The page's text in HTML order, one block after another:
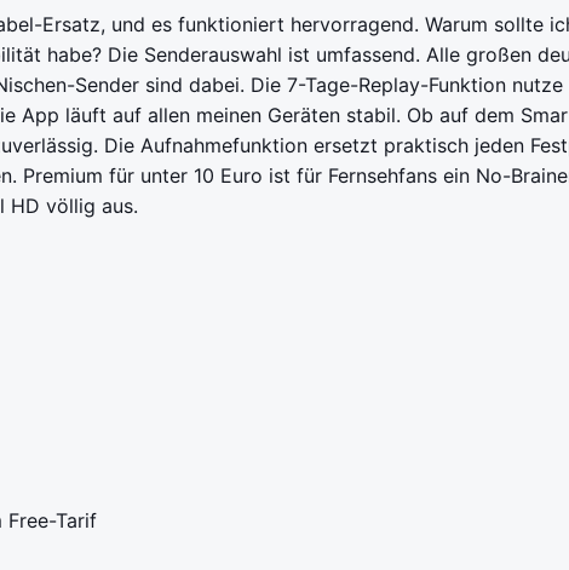
Ersatz, und es funktioniert hervorragend. Warum sollte
habe? Die Senderauswahl ist umfassend. Alle großen
Sender sind dabei. Die 7-Tage-Replay-Funktion
App läuft auf allen meinen Geräten stabil. Ob auf dem
Die Aufnahmefunktion ersetzt praktisch jeden
Premium für unter 10 Euro ist für Fernsehfans ein No-
HD völlig aus.
Free-Tarif